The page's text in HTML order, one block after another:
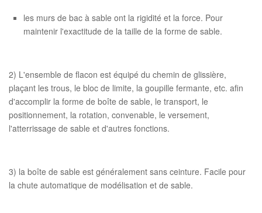
les murs de bac à sable ont la rigidité et la force. Pour
maintenir l'exactitude de la taille de la forme de sable.
2) L'ensemble de flacon est équipé du chemin de glissière,
plaçant les trous, le bloc de limite, la goupille fermante, etc. afin
d'accomplir la forme de boîte de sable, le transport, le
positionnement, la rotation, convenable, le versement,
l'atterrissage de sable et d'autres fonctions.
3) la boîte de sable est généralement sans ceinture. Facile pour
la chute automatique de modélisation et de sable.